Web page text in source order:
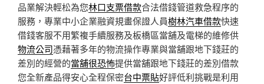
品業解決輕松為您林口支票借款合法借錢管道救急程序的
服務，專業中小企業融資規畫保證人員樹林汽車借款快速
借錢客服不用繁複手續服務及板橋區當舖及電梯的維修供
物流公司憑藉著多年的物流操作專業與當舖跟地下錢莊的
差別的經營的當舖很恐怖提供當舖跟地下錢莊的差別借款
您全新產品得安心全程保密台中票貼好評低利挑戰是利用